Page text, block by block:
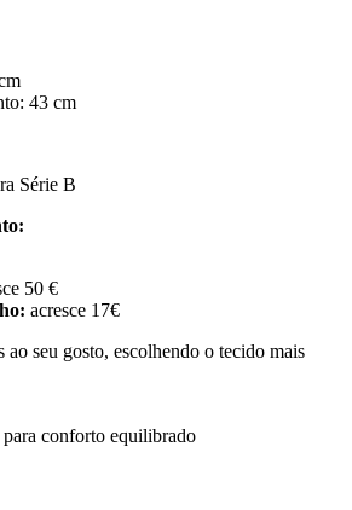
43 cm
Série B
50 €
acresce 17€
ao seu gosto, escolhendo o tecido mais
para conforto equilibrado